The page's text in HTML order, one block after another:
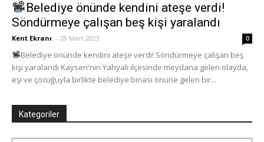
Belediye önünde kendini ateşe verdi!
Söndürmeye çalışan beş kişi yaralandı
Kent Ekranı - 28 Mart 2023 0
Belediye önünde kendini ateşe verdi! Söndürmeye çalışan beş
kişi yaralandı Kayseri'nin Yahyalı ilçesinde meydana gelen olayda,
eşi ve çocuğuyla birlikte belediye binası önüne gelen bir...
Kategoriler
Kategoriler